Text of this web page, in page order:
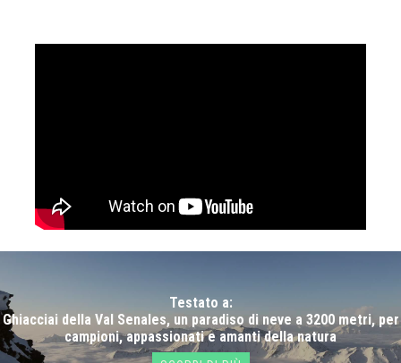
Testato a:
Ghiacciai della Val Senales, un paradiso di neve a 3200 metri, per
campioni, appassionati e amanti della natura